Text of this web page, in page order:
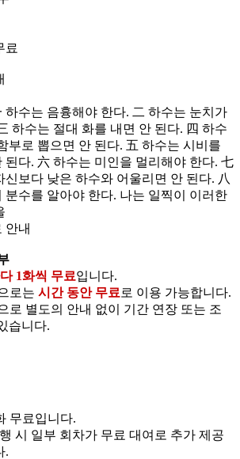
료
하수는 음흉해야 한다. 二 하수는 눈치가
하수는 절대 화를 내면 안 된다. 四 하수
부로 뽑으면 안 된다. 五 하수는 시비를
된다. 六 하수는 미인을 멀리해야 한다. 七
신보다 낮은 하수와 어울리면 안 된다. 八
분수를 알아야 한다. 나는 일찍이 이러한
안내
1화씩 무료입니다.
로는 시간 동안 무료 로 이용 가능합니다.
로 별도의 안내 없이 기간 연장 또는 조
습니다.
무료입니다.
시 일부 회차가 무료 대여로 추가 제공
.